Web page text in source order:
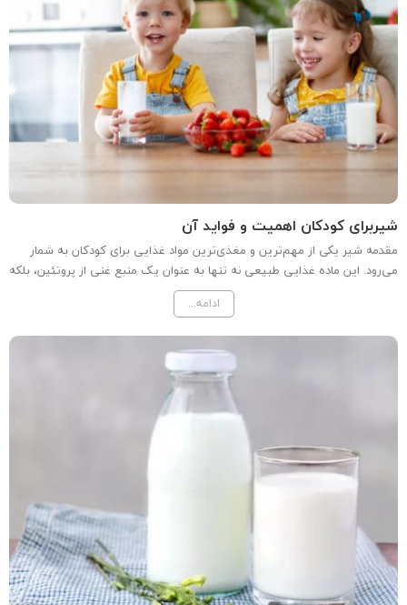
شیربرای کودکان اهمیت و فواید آن
مقدمه شیر یکی از مهم‌ترین و مغذی‌ترین مواد غذایی برای کودکان به شمار
می‌رود. این ماده غذایی طبیعی نه تنها به عنوان یک منبع غنی از پروتئین، بلکه
به عنوان مکمل غذایی حاوی ویتامین‌ها و مواد معدنی ضروری برای رشد و
توسعه کودکان شناخته می‌شود. در این مقاله،...
ادامه...